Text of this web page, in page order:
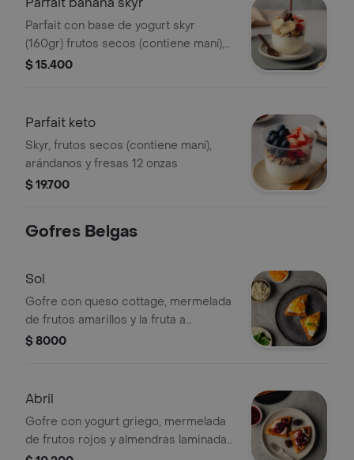
Parfait con base de yogurt skyr
(160gr) frutos secos (contiene maní),
nutella, fresas y bananos 12 onzas
$ 15.400
Parfait keto
Skyr, frutos secos (contiene maní),
arándanos y fresas 12 onzas
$ 19.700
Gofres Belgas
Sol
Gofre con queso cottage, mermelada
de frutos amarillos y la fruta a
elección
$ 8000
Abril
Gofre con yogurt griego, mermelada
de frutos rojos y almendras laminadas